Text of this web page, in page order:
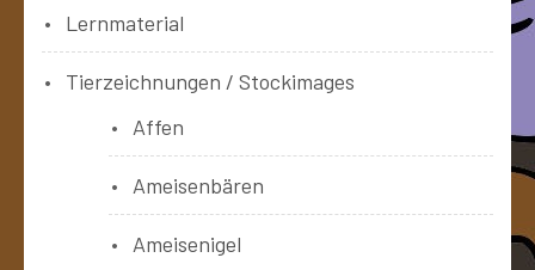
Lernmaterial
Tierzeichnungen / Stockimages
Affen
Ameisenbären
Ameisenigel